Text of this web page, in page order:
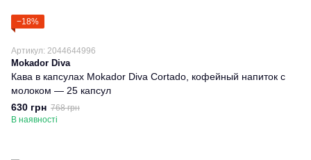
−18%
Артикул: 2044644996
Mokador Diva
Кава в капсулах Mokador Diva Cortado, кофейный напиток с
молоком — 25 капсул
630 грн 768 грн
В наявності